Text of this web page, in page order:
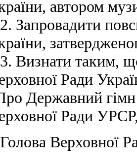
автором
Запровадити
Визнати таким,
Ради
Державний гімн
Ради
Верховної